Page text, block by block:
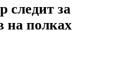
следит за
на полках